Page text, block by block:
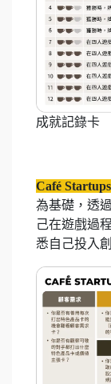
成就記錄卡
Café
為基礎，透
己在遊戲過
悉自己投入